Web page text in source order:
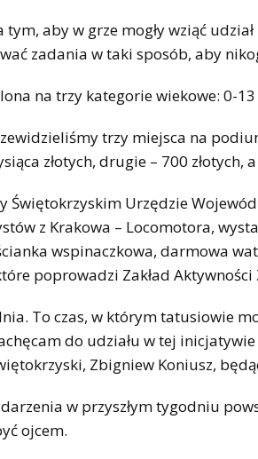
tym, aby w grze mogły wziąć
zadania w taki sposób, aby
na trzy kategorie wiekowe: 0-
trzy miejsca na
złotych, drugie – 700 złotych,
Świętokrzyskim Urzędzie
z Krakowa – Locomotora,
wspinaczkowa, darmowa
poprowadzi Zakład
To czas, w którym tatusiowie
do udziału w tej
Zbigniew Koniusz,
w przyszłym tygodniu
ojcem.